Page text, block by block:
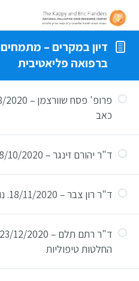
דיון במקרים – מתמחים
ברפואה פליאטיבית
כאב
ד"ר יהורם זינגר – 28/10/2020
ד"ר רון צבר – 18/11/2020. נושא: ALS
החלטות טיפוליות